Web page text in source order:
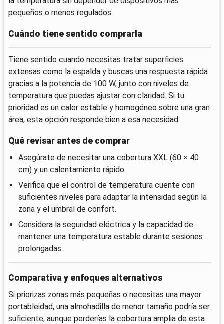
pequeños o menos regulados.
Cuándo tiene sentido comprarla
Tiene sentido cuando necesitas tratar superficies
extensas como la espalda y buscas una respuesta rápida
gracias a la potencia de 100 W, junto con niveles de
temperatura que puedas ajustar con claridad. Si tu
prioridad es un calor estable y homogéneo sobre una gran
área, esta opción responde bien a esa necesidad.
Qué revisar antes de comprar
Asegúrate de necesitar una cobertura XXL (60 × 40
cm) y un calentamiento rápido.
Verifica que el control de temperatura cuente con
suficientes niveles para adaptar la intensidad según la
zona y el umbral de confort.
Considera la seguridad eléctrica y la capacidad de
mantener una temperatura estable durante sesiones
prolongadas.
Comparativa y enfoques alternativos
Si priorizas zonas más pequeñas o necesitas una mayor
portableidad, una almohadilla de menor tamaño podría ser
suficiente, aunque perderías la cobertura amplia de esta